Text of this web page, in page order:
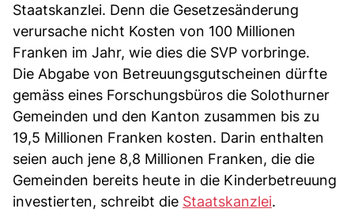
Staatskanzlei. Denn die Gesetzesänderung
verursache nicht Kosten von 100 Millionen
Franken im Jahr, wie dies die SVP vorbringe.
Die Abgabe von Betreuungsgutscheinen dürfte
gemäss eines Forschungsbüros die Solothurner
Gemeinden und den Kanton zusammen bis zu
19,5 Millionen Franken kosten. Darin enthalten
seien auch jene 8,8 Millionen Franken, die die
Gemeinden bereits heute in die Kinderbetreuung
investierten, schreibt die Staatskanzlei.